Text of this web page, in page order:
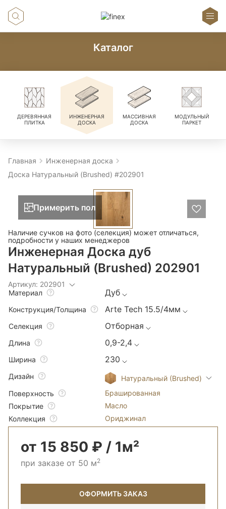
Каталог
ДЕРЕВЯННАЯ
ПЛИТКА
ИНЖЕНЕРНАЯ
ДОСКА
МАССИВНАЯ
ДОСКА
МОДУЛЬНЫЙ
ПАРКЕТ
Главная
Инженерная доска
Доска Натуральный (Brushed) #202901
Примерить пол
Наличие сучков на фото (селекция) может отличаться,
подробности у наших менеджеров
Инженерная Доска дуб
Натуральный (Brushed) 202901
Артикул: 202901
Материал
Дуб
Конструкция/Толщина Arte Tech 15.5/4мм
Селекция Отборная
Длина 0,9-2,4
Ширина 230
Дизайн
Натуральный (Brushed)
Поверхность
Брашированная
Покрытие
Масло
Коллекция
Ориджинал
от 15 850 ₽ / 1м²
при заказе от 50 м2
ОФОРМИТЬ ЗАКАЗ